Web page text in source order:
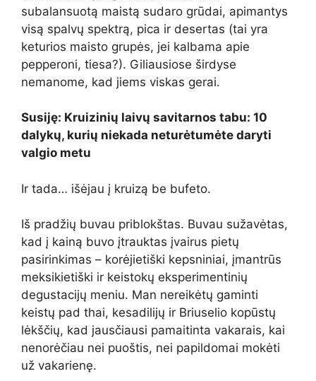
subalansuotą maistą sudaro grūdai, apimantys
visą spalvų spektrą, pica ir desertas (tai yra
keturios maisto grupės, jei kalbama apie
pepperoni, tiesa?). Giliausiose širdyse
nemanome, kad jiems viskas gerai.
Susiję: Kruizinių laivų savitarnos tabu: 10
dalykų, kurių niekada neturėtumėte daryti
valgio metu
Ir tada… išėjau į kruizą be bufeto.
Iš pradžių buvau priblokštas. Buvau sužavėtas,
kad į kainą buvo įtrauktas įvairus pietų
pasirinkimas – korėjietiški kepsniniai, įmantrūs
meksikietiški ir keistokų eksperimentinių
degustacijų meniu. Man nereikėtų gaminti
keistų pad thai, kesadilijų ir Briuselio kopūstų
lėkščių, kad jausčiausi pamaitinta vakarais, kai
nenorėčiau nei puoštis, nei papildomai mokėti
už vakarienę.